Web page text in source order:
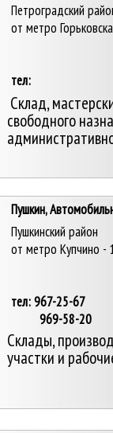
Петроградский
от метро
тел:
Склад,
свободного
Пушкин,
Пушкинский район
от метро Купчино -
тел: 967-25-67
969-58-20
Склады,
участки и